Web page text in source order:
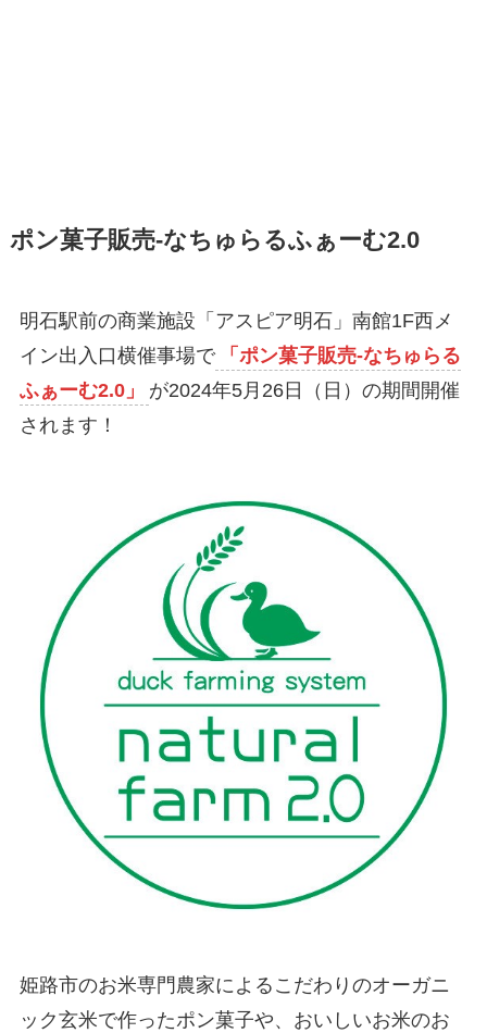
ポン菓子販売-なちゅらるふぁーむ2.0
明石駅前の商業施設「アスピア明石」南館1F西メ
イン出入口横催事場で
「ポン菓子販売-なちゅらる
ふぁーむ2.0」
が2024年5月26日（日）の期間開催
されます！
姫路市のお米専門農家によるこだわりのオーガニ
ック玄米で作ったポン菓子や、おいしいお米のお